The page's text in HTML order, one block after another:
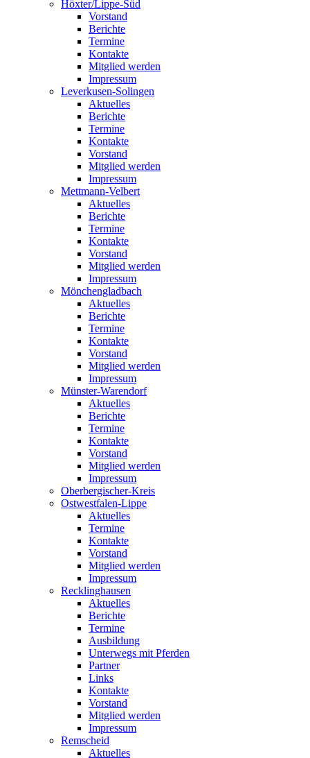
Höxter/Lippe-Süd
Vorstand
Berichte
Termine
Kontakte
Mitglied werden
Impressum
Leverkusen-Solingen
Aktuelles
Berichte
Termine
Kontakte
Vorstand
Mitglied werden
Impressum
Mettmann-Velbert
Aktuelles
Berichte
Termine
Kontakte
Vorstand
Mitglied werden
Impressum
Mönchengladbach
Aktuelles
Berichte
Termine
Kontakte
Vorstand
Mitglied werden
Impressum
Münster-Warendorf
Aktuelles
Berichte
Termine
Kontakte
Vorstand
Mitglied werden
Impressum
Oberbergischer-Kreis
Ostwestfalen-Lippe
Aktuelles
Termine
Kontakte
Vorstand
Mitglied werden
Impressum
Recklinghausen
Aktuelles
Berichte
Termine
Ausbildung
Unterwegs mit Pferden
Partner
Links
Kontakte
Vorstand
Mitglied werden
Impressum
Remscheid
Aktuelles